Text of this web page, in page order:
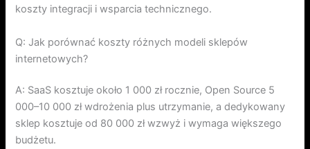
koszty integracji i wsparcia technicznego.
Q: Jak porównać koszty różnych modeli sklepów
internetowych?
A: SaaS kosztuje około 1 000 zł rocznie, Open Source 5
000–10 000 zł wdrożenia plus utrzymanie, a dedykowany
sklep kosztuje od 80 000 zł wzwyż i wymaga większego
budżetu.